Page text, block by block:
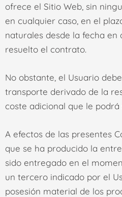
ofrece el Sitio Web, sin
en cualquier caso, en el
naturales desde la fecha en
resuelto el contrato.
No obstante, el Usuario
transporte derivado de la
coste adicional que le
A efectos de las presentes
que se ha producido la
sido entregado en el
un tercero indicado por el
posesión material de los